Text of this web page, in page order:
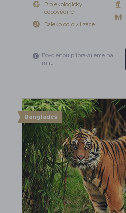
Pro ekologicky
odpovědné
Daleko od civilizace
Dovolenou připravujeme na
míru
Bangladéš